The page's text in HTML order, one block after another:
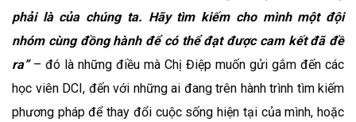
phải là của chúng ta. Hãy tìm kiếm cho mình một đội
nhóm cùng đồng hành để có thể đạt được cam kết đã đề
ra”– đó là những điều mà Chị Điệp muốn gửi gắm đến các
học viên DCI, đến với những ai đang trên hành trình tìm kiếm
phương pháp để thay đổi cuộc sống hiện tại của mình, hoặc